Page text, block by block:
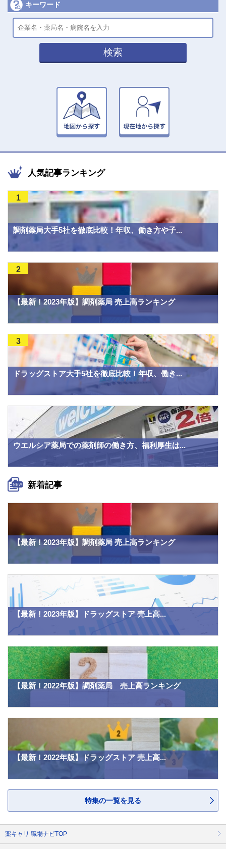
キーワード
検索
人気記事ランキング
調剤薬局大手5社を徹底比較！年収、働き方や子...
1
【最新！2023年版】調剤薬局 売上高ランキング
2
ドラッグストア大手5社を徹底比較！年収、働き...
3
ウエルシア薬局での薬剤師の働き方、福利厚生は...
新着記事
【最新！2023年版】調剤薬局 売上高ランキング
【最新！2023年版】ドラッグストア 売上高...
【最新！2022年版】調剤薬局 売上高ランキング
【最新！2022年版】ドラッグストア 売上高...
特集の一覧を見る
薬キャリ 職場ナビTOP